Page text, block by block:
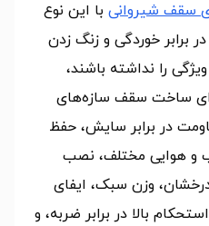
سقف شیروانی با این نوع
برابر خوردگی و زنگ زدن
را نداشته باشند،
ساخت سقف سازه‌های
در برابر سایش، حفظ
و هوایی مختلف، نصب
وزن سبک، ایفای
بالا در برابر ضربه، و